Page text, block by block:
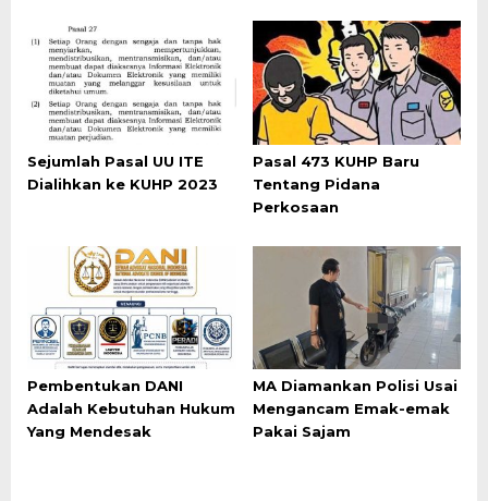
Sejumlah Pasal UU ITE
Dialihkan ke KUHP 2023
Pasal 473 KUHP Baru
Tentang Pidana
Perkosaan
Pembentukan DANI
Adalah Kebutuhan Hukum
Yang Mendesak
MA Diamankan Polisi Usai
Mengancam Emak-emak
Pakai Sajam